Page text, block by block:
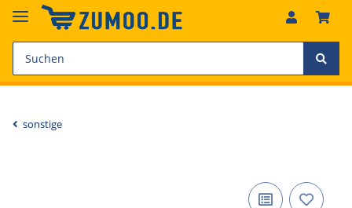
sonstige